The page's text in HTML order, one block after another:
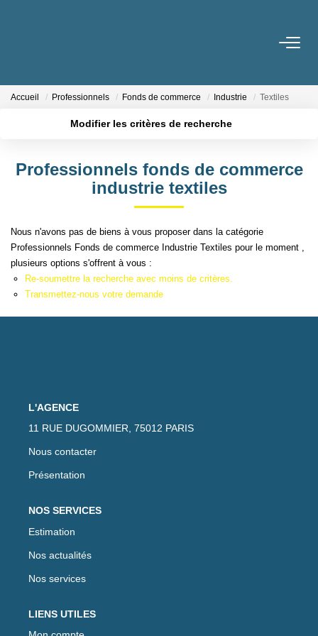
L'AGENCE
CONTACT
Accueil Professionnels Fonds de commerce Industrie Textiles
Modifier les critères de recherche
Plus de critères Créer une alerte
Professionnels fonds de commerce
industrie textiles
Nous n'avons pas de biens à vous proposer dans la catégorie
Professionnels Fonds de commerce Industrie Textiles pour le moment ,
plusieurs options s'offrent à vous :
Re-soumettre la recherche avec moins de critères.
Transmettez-nous votre demande
L'AGENCE
11 RUE DUGOMMIER, 75012 PARIS
Nous contacter
Présentation
NOS SERVICES
Estimation
Nos actualités
Nos services
LIENS UTILES